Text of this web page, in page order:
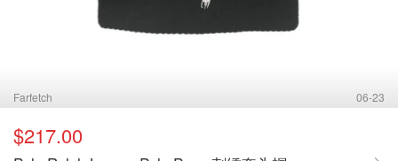
Farfetch 06-23
$217.00